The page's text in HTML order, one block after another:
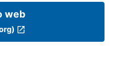
web